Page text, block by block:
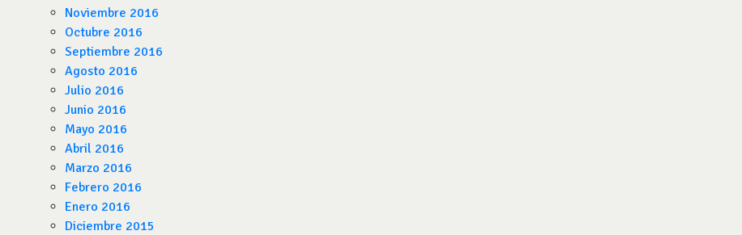
Noviembre 2016
Octubre 2016
Septiembre 2016
Agosto 2016
Julio 2016
Junio 2016
Mayo 2016
Abril 2016
Marzo 2016
Febrero 2016
Enero 2016
Diciembre 2015